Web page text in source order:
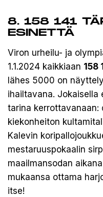
8. 158 141
ESINETTÄ
Viron urheilu- ja
1.1.2024 kaikkiaan 158
lähes 5000 on
ihailtavana. Jokaisella
tarina kerrottavanaan:
kiekonheiton
Kalevin
mestaruuspokaalin
maailmansodan
mukaansa ottama
itse!